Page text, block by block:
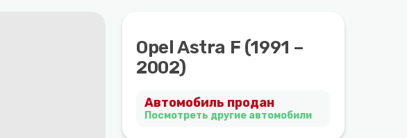
Opel Astra F (1991 –
2002)
Автомобиль продан
Посмотреть другие автомобили